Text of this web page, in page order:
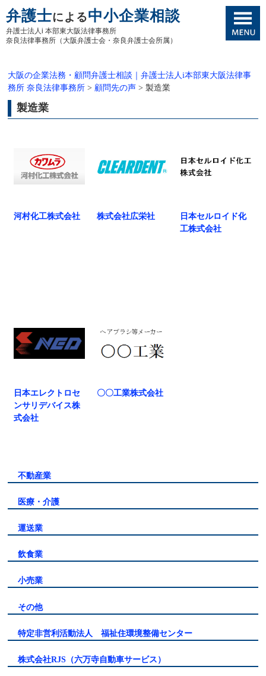
弁護士による中小企業相談
弁護士法人i 本部東大阪法律事務所
奈良法律事務所（大阪弁護士会・奈良弁護士会所属）
大阪の企業法務・顧問弁護士相談｜弁護士法人i本部東大阪法律事
務所 奈良法律事務所 > 顧問先の声 >製造業
製造業
河村化工株式会社 株式会社広栄社
日本セルロイド化
工株式会社
日本エレクトロセ
ンサリデバイス株
式会社
〇〇工業株式会社
不動産業
医療・介護
運送業
飲食業
小売業
その他
特定非営利活動法人 福祉住環境整備センター
株式会社RJS（六万寺自動車サービス）